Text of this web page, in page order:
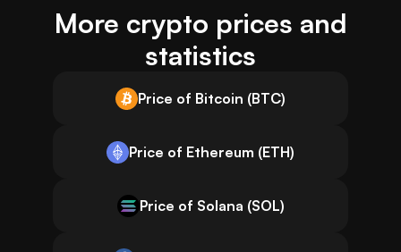
More crypto prices and
statistics
Price of Bitcoin (BTC)
Price of Ethereum (ETH)
Price of Solana (SOL)